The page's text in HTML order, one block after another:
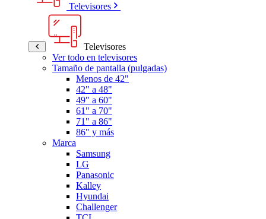
Televisores
Televisores
Ver todo en televisores
Tamaño de pantalla (pulgadas)
Menos de 42"
42" a 48"
49" a 60"
61" a 70"
71" a 86"
86" y más
Marca
Samsung
LG
Panasonic
Kalley
Hyundai
Challenger